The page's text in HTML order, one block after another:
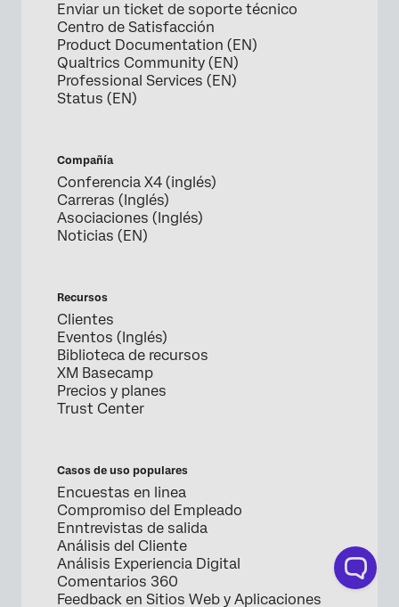
Enviar un ticket de soporte técnico
Centro de Satisfacción
Product Documentation (EN)
Qualtrics Community (EN)
Professional Services (EN)
Status (EN)
Compañía
Conferencia X4 (inglés)
Carreras (Inglés)
Asociaciones (Inglés)
Noticias (EN)
Recursos
Clientes
Eventos (Inglés)
Biblioteca de recursos
XM Basecamp
Precios y planes
Trust Center
Casos de uso populares
Encuestas en linea
Compromiso del Empleado
Enntrevistas de salida
Análisis del Cliente
Análisis Experiencia Digital
Comentarios 360
Feedback en Sitios Web y Aplicaciones